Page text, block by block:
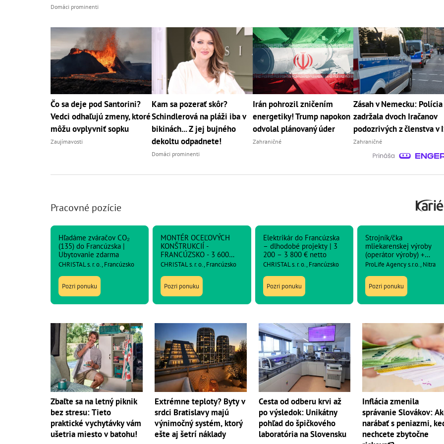
Domáci prominenti
Čo sa deje pod Santorini?
Vedci odhaľujú zmeny, ktoré
môžu ovplyvniť sopku
Zaujímavosti
Kam sa pozerať skôr?
Schindlerová na pláži iba v
bikinách... Z jej bujného
dekoltu odpadnete!
Domáci prominenti
Irán pohrozil zničením
energetiky! Trump napokon
odvolal plánovaný úder
Zahraničné
Zásah v Nemecku: Polícia
zadržala dvoch Iračanov
podozrivých z členstva v
Zahraničné
Pracovné pozície
Hľadáme zváračov CO₂
(135) do Francúzska |
Ubytovanie zdarma
CHRISTAL s. r. o., Francúzsko
Pozri ponuku
MONTÉR OCEĽOVÝCH
KONŠTRUKCIÍ -
FRANCÚZSKO - 3 600
netto
CHRISTAL s. r. o., Francúzsko
Pozri ponuku
Elektrikár do Francúzska
– dlhodobé projekty | 3
200 – 3 800 € netto
CHRISTAL s. r. o., Francúzsko
Pozri ponuku
Strojník/čka
mliekarenskej výroby
(operátor výroby) +
náborový príspevok 300
ProLife Agency s.r.o., Nitra
Pozri ponuku
Zbaľte sa na letný piknik
bez stresu: Tieto
praktické vychytávky vám
ušetria miesto v batohu!
Extrémne teploty? Byty v
srdci Bratislavy majú
výnimočný systém, ktorý
ešte aj šetrí náklady
Cesta od odberu krvi až
po výsledok: Unikátny
pohľad do špičkového
laboratória na Slovensku
Inflácia zmenila
správanie Slovákov:
narábať s peniazmi,
nechcete zbytočne